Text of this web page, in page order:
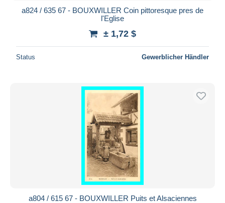
a824 / 635 67 - BOUXWILLER Coin pittoresque pres de
l'Eglise
± 1,72 $
Status Gewerblicher Händler
a804 / 615 67 - BOUXWILLER Puits et Alsaciennes